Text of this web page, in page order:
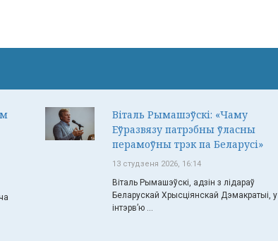
Віталь Рымашэўскі: «Чаму
Еўразвязу патрэбны ўласны
перамоўны трэк па Беларусі»
13 студзеня 2026, 16:14
Віталь Рымашэўскі, адзін з лідараў
Беларускай Хрысціянскай Дэмакратыі, у
інтэрв’ю ...